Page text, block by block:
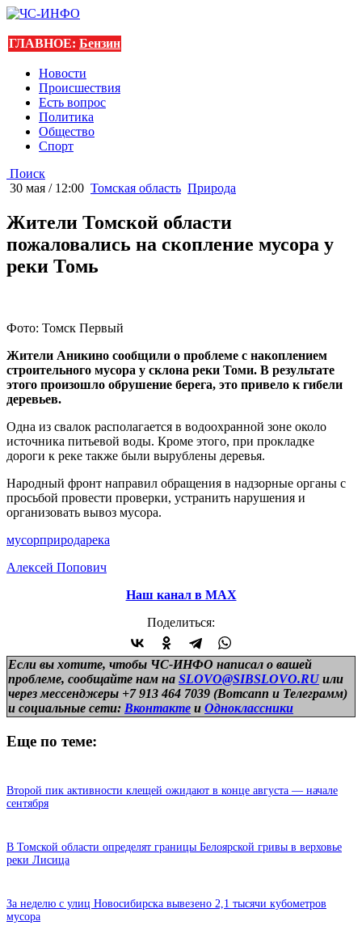
ГЛАВНОЕ: Бензин
Новости
Происшествия
Есть вопрос
Политика
Общество
Спорт
Поиск
30 мая / 12:00 Томская область Природа
Жители Томской области
пожаловались на скопление мусора у
реки Томь
Фото: Томск Первый
Жители Аникино сообщили о проблеме с накоплением
строительного мусора у склона реки Томи. В результате
этого произошло обрушение берега, это привело к гибели
деревьев.
Одна из свалок располагается в водоохранной зоне около
источника питьевой воды. Кроме этого, при прокладке
дороги к реке также были вырублены деревья.
Народный фронт направил обращения в надзорные органы с
просьбой провести проверки, устранить нарушения и
организовать вывоз мусора.
мусорприродарека
Алексей Попович
Наш канал в МАХ
Поделиться:
Если вы хотите, чтобы ЧС-ИНФО написал о вашей
проблеме, сообщайте нам на SLOVO@SIBSLOVO.RU или
через мессенджеры +7 913 464 7039 (Вотсапп и Телеграмм)
и социальные сети: Вконтакте и Одноклассники
Еще по теме:
Второй пик активности клещей ожидают в конце августа — начале
сентября
В Томской области определят границы Белоярской гривы в верховье
реки Лисица
За неделю с улиц Новосибирска вывезено 2,1 тысячи кубометров
мусора